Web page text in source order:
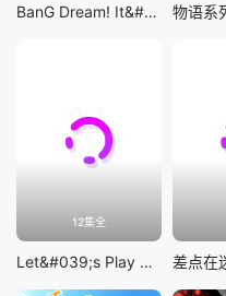
BanG Dream! It&#039;s MyGO!!!!!
12集全
Let&#039;s Play 充满挑战的人生